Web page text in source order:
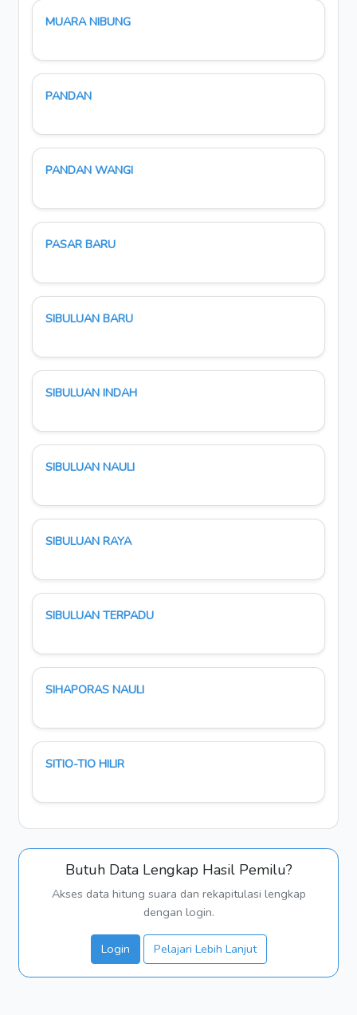
MUARA NIBUNG
PANDAN
PANDAN WANGI
PASAR BARU
SIBULUAN BARU
SIBULUAN INDAH
SIBULUAN NAULI
SIBULUAN RAYA
SIBULUAN TERPADU
SIHAPORAS NAULI
SITIO-TIO HILIR
Butuh Data Lengkap Hasil Pemilu?
Akses data hitung suara dan rekapitulasi lengkap
dengan login.
Login Pelajari Lebih Lanjut